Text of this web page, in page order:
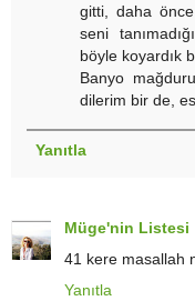
gitti, daha
seni
böyle koyardık
Banyo
dilerim bir de,
Yanıtla
Müge'nin Listesi
41 kere masallah
Yanıtla